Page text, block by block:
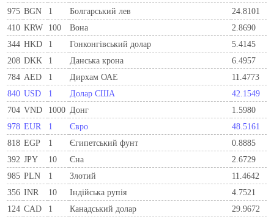
975 BGN 1 Болгарський лев
24.8101
410 KRW 100 Вона
2.8690
344 HKD 1 Гонконгівський долар
5.4145
208 DKK 1 Данська крона
6.4957
784 AED 1 Дирхам ОАЕ
11.4773
840 USD 1 Долар США
42.1549
704 VND 1000 Донг
1.5980
978 EUR 1 Євро
48.5161
818 EGP 1 Єгипетський фунт
0.8885
392 JPY 10 Єна
2.6729
985 PLN 1 Злотий
11.4642
356 INR 10 Індійська рупія
4.7521
124 CAD 1 Канадський долар
29.9672